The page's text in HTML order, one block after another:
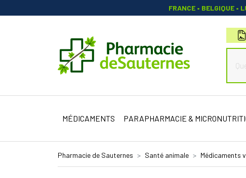
FRANCE • BELGIQUE •
Pharmacie de
MÉDICAMENTS PARAPHARMACIE &
Pharmacie de Sauternes Santé animale Médicaments